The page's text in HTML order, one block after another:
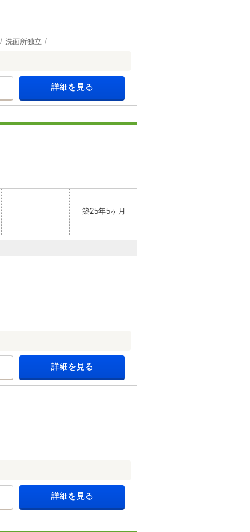
洗面所独立
詳細を見る
築25年5ヶ月
詳細を見る
詳細を見る